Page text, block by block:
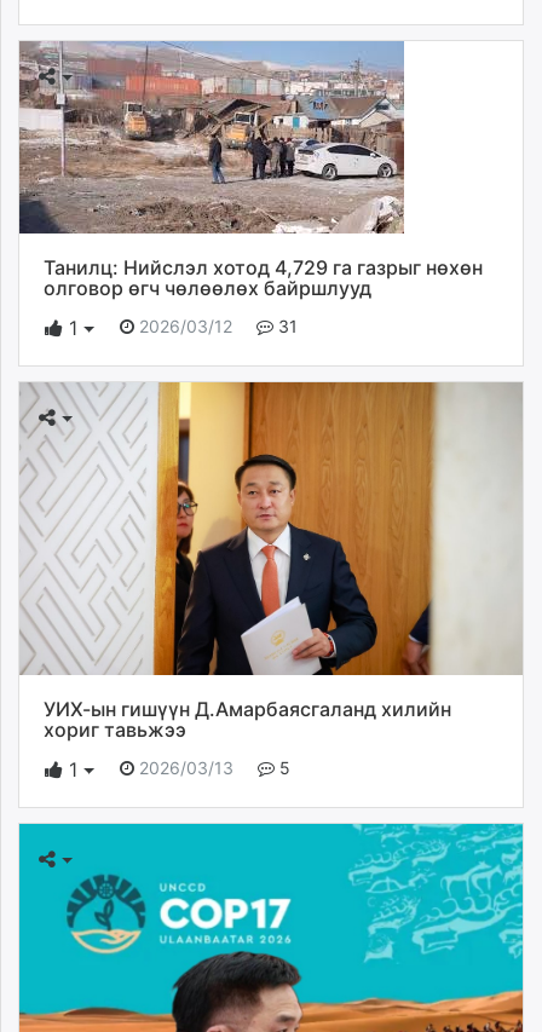
Танилц: Нийслэл хотод 4,729 га газрыг нөхөн
олговор өгч чөлөөлөх байршлууд
1
2026/03/12 31
УИХ-ын гишүүн Д.Амарбаясгаланд хилийн
хориг тавьжээ
1
2026/03/13 5